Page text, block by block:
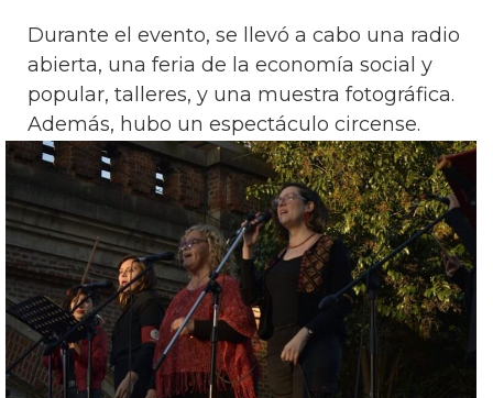
Durante el evento, se llevó a cabo una radio
abierta, una feria de la economía social y
popular, talleres, y una muestra fotográfica.
Además, hubo un espectáculo circense.